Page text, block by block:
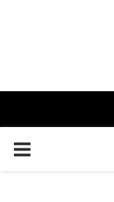
PRIMARY